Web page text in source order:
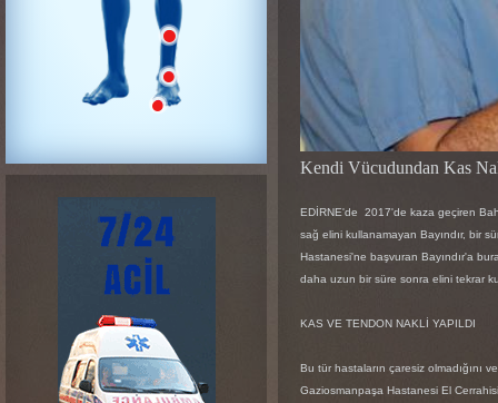
Kendi Vücudundan Kas
EDİRNE'de 2017'de kaza geçiren
sağ elini kullanamayan Bayındır, bir
Hastanesi'ne başvuran Bayındır'a
daha uzun bir süre sonra elini tekrar
KAS VE TENDON NAKLİ YAPILDI
Bu tür hastaların çaresiz olmadığını
Gaziosmanpaşa Hastanesi El